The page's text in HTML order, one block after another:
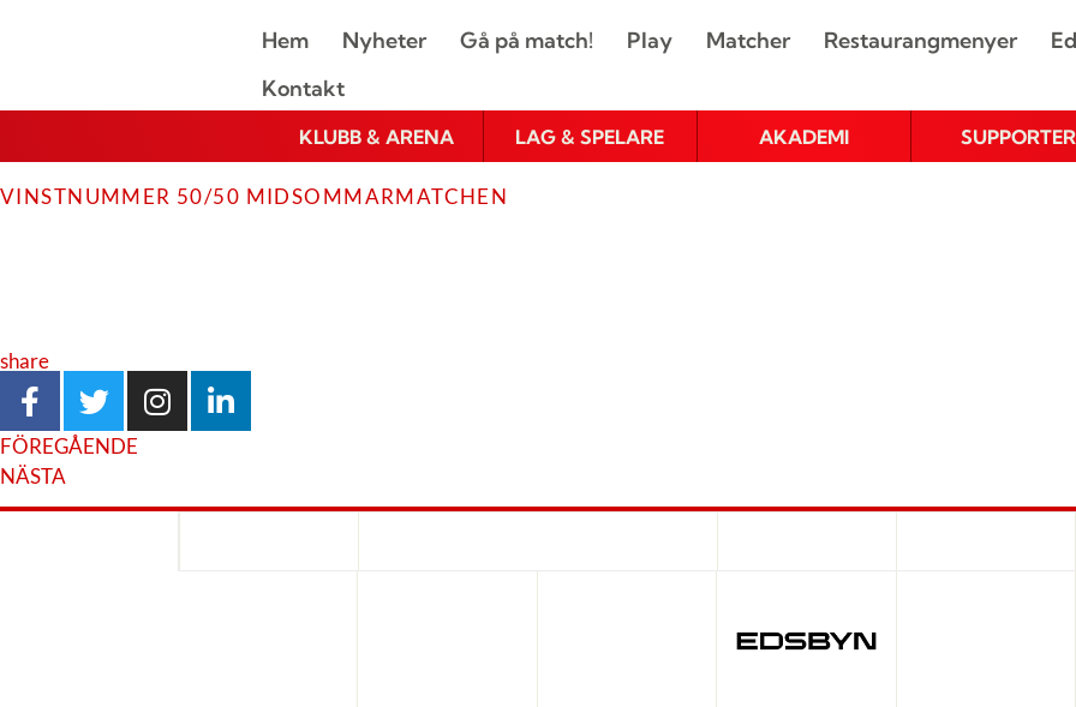
Hem Nyheter Gå på match! Play Matcher Restaurangmenyer
Kontakt
KLUBB & ARENA LAG & SPELARE AKADEMI SUPPORTER
VINSTNUMMER 50/50 MIDSOMMARMATCHEN
share
FÖREGÅENDE
NÄSTA